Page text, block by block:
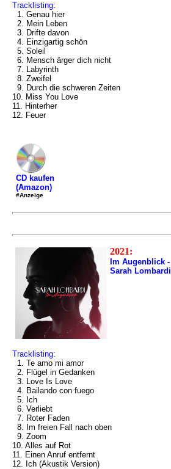
Tracklisting:
1. Genau hier
2. Mein Leben
3. Drifte davon
4. Einzigartig schön
5. Soleil
6. Mensch ärger dich nicht
7. Labyrinth
8. Zweifel
9. Durch die schweren Zeiten
10. Miss You Love
11. Hinterher
12. Feuer
CD kaufen
(Amazon)
#Anzeige
2021:
Im Augenblick -
Sarah Lombardi
Tracklisting:
1. Te amo mi amor
2. Flügel in Gedanken
3. Love Is Love
4. Bailando con fuego
5. Ich
6. Verliebt
7. Roter Faden
8. Im freien Fall nach oben
9. Zoom
10. Alles auf Rot
11. Einen Anruf entfernt
12. Ich (Akustik Version)